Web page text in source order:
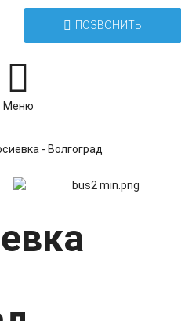
ПОЗВОНИТЬ
Меню
- Волгоград